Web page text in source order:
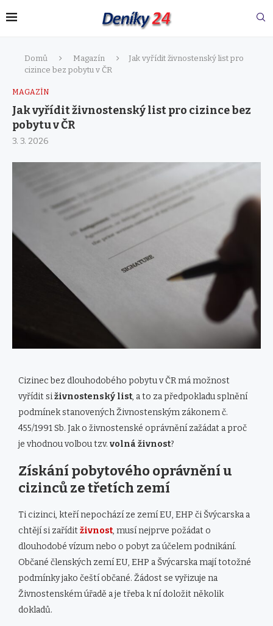
Domů Magazín
Jak vyřídit živnostenský list pro
cizince bez pobytu v ČR
MAGAZÍN
Jak vyřídit živnostenský list pro cizince bez
pobytu v ČR
3. 3. 2026
Cizinec bez dlouhodobého pobytu v ČR má možnost
vyřídit siživnostenský list, a to za předpokladu splnění
podmínek stanovených Živnostenským zákonem č.
455/1991 Sb. Jak o živnostenské oprávnění zažádat a proč
je vhodnou volbou tzv. volná živnost?
Získání pobytového oprávnění u
cizinců ze třetích zemí
Ti cizinci, kteří nepochází ze zemí EU, EHP či Švýcarska a
chtějí si zaříditživnost, musí nejprve požádat o
dlouhodobé vízum nebo o pobyt za účelem podnikání.
Občané členských zemí EU, EHP a Švýcarska mají totožné
podmínky jako čeští občané. Žádost se vyřizuje na
Živnostenském úřadě a je třeba k ní doložit několik
dokladů.